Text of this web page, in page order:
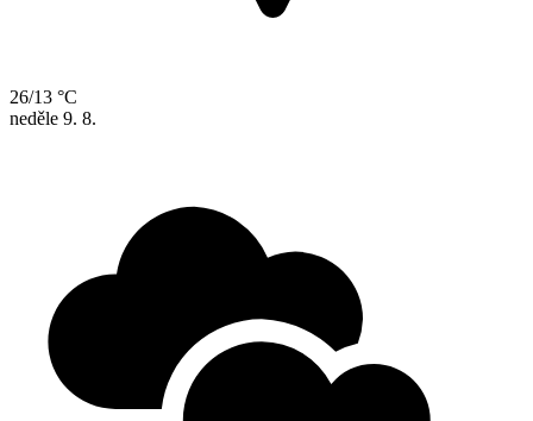
26/13 °C
neděle 9. 8.